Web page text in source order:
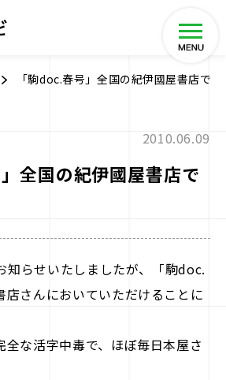
「駒doc.春号」全国の紀伊國屋書店で
2010.06.09
全国の紀伊國屋書店で
知らせいたしましたが、「駒doc.
店さんにおいていただけることに
な活字中毒で、ほぼ毎日本屋さ